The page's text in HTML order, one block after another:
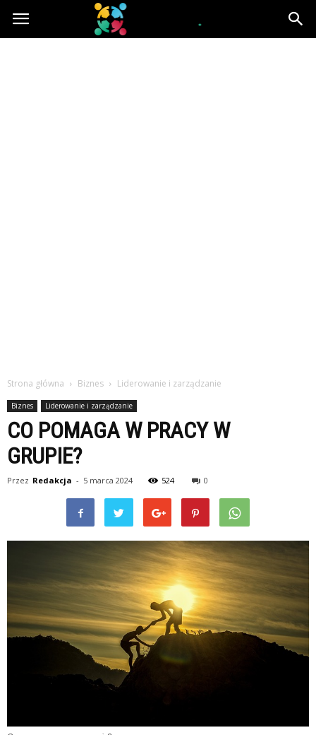
iGroup.pl
Strona główna Biznes Liderowanie i zarządzanie
Biznes Liderowanie i zarządzanie
CO POMAGA W PRACY W
GRUPIE?
Przez Redakcja - 5 marca 2024 524 0